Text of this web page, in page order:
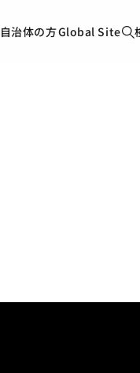
自治体の方Global Site